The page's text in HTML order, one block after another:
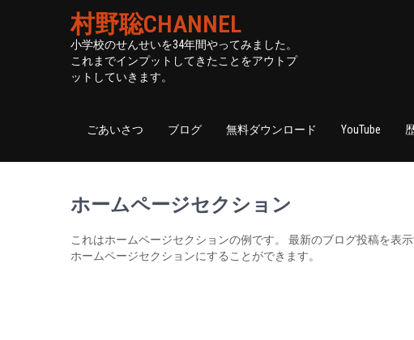
村野聡CHANNEL
小学校のせんせいを34年間やってみました。
これまでインプットしてきたことをアウトプ
ットしていきます。
ごあいさつ ブログ 無料ダウンロード YouTube
ホームページセクション
これはホームページセクションの例です。 最新のブログ投稿を表
ホームページセクションにすることができます。